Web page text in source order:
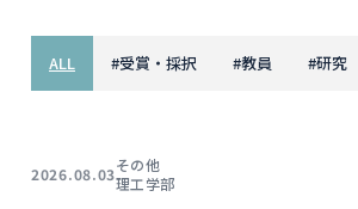
ALL #受賞・採択 #教員 #研究
2026.08.03その他
理工学部